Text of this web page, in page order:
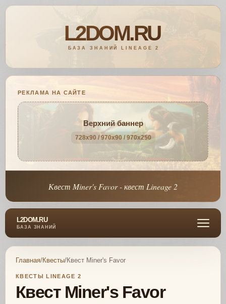
РЕКЛАМА НА САЙТЕ
Верхний баннер
728x90 / 970x90 / 970x250
Квест Miner's Favor - квест Lineage 2
L2DOM.RU
БАЗА ЗНАНИЙ
Главная/Квесты/Квест Miner's Favor
КВЕСТЫ LINEAGE 2
Квест Miner's Favor